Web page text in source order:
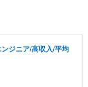
ジニア/高収入/平均